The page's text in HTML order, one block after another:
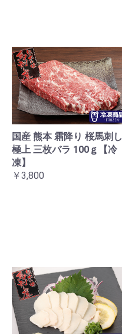
国産 熊本 霜降り 桜馬刺し
極上 三枚バラ 100ｇ【冷
凍】
￥3,800